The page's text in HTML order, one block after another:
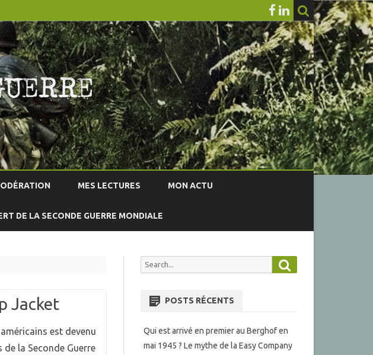
MES LECTURES MON ACTU
DE LA SECONDE GUERRE MONDIALE
Jacket
est devenu
la Seconde Guerre
Search
POSTS RÉCENTS
Qui est arrivé en premier au Berghof en
mai 1945 ? Le mythe de la Easy Company